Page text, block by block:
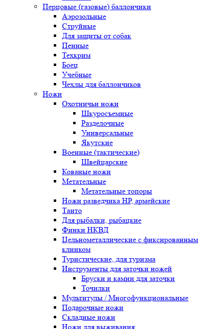
Перцовые (газовые) баллончики
Аэрозольные
Струйные
Для защиты от собак
Пенные
Техкрим
Боец
Учебные
Чехлы для баллончиков
Ножи
Охотничьи ножи
Шкуросъемные
Разделочные
Универсальные
Якутские
Военные (тактические)
Швейцарские
Кованые ножи
Метательные
Метательные топоры
Ножи разведчика НР, армейские
Танто
Для рыбалки, рыбацкие
Финки НКВД
Цельнометаллические с фиксированным
клинком
Туристические, для туризма
Инструменты для заточки ножей
Бруски и камни для заточки
Точилки
Мультитулы / Многофункциональные
Подарочные ножи
Складные ножи
Ножи для выживания